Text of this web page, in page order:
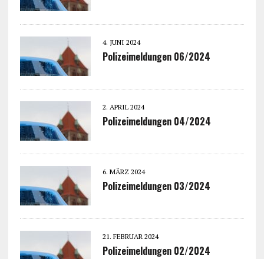
4. JUNI 2024
Polizeimeldungen 06/2024
2. APRIL 2024
Polizeimeldungen 04/2024
6. MÄRZ 2024
Polizeimeldungen 03/2024
21. FEBRUAR 2024
Polizeimeldungen 02/2024